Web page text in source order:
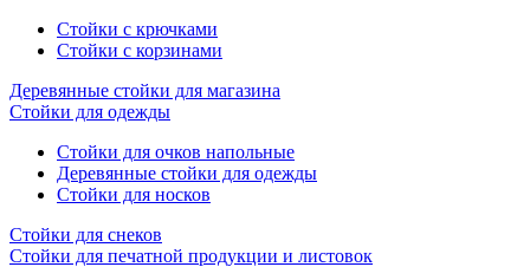
Стойки с крючками
Стойки с корзинами
Деревянные стойки для магазина
Стойки для одежды
Стойки для очков напольные
Деревянные стойки для одежды
Стойки для носков
Стойки для снеков
Стойки для печатной продукции и листовок